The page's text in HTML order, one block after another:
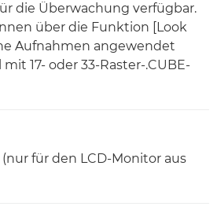
die Überwachung verfügbar.
über die Funktion [Look
Aufnahmen angewendet
17- oder 33-Raster-.CUBE-
(nur für den LCD-Monitor aus